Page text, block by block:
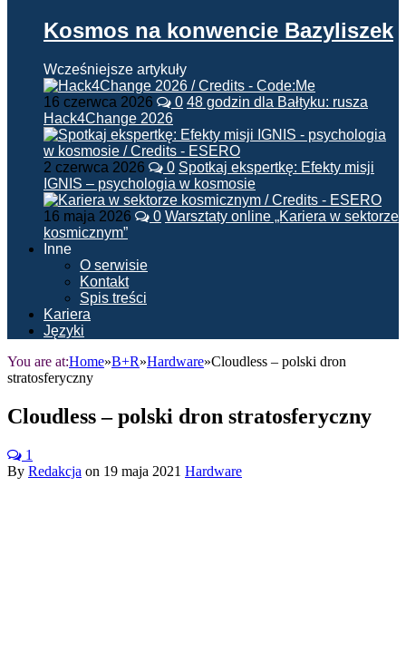
Kosmos na konwencie Bazyliszek
Wcześniejsze artykuły
16 czerwca 2026 0 48 godzin dla Bałtyku: rusza
Hack4Change 2026
2 czerwca 2026 0 Spotkaj ekspertkę: Efekty misji
IGNIS – psychologia w kosmosie
16 maja 2026 0 Warsztaty online „Kariera w sektorze
kosmicznym”
Inne
O serwisie
Kontakt
Spis treści
Kariera
Języki
You are at:Home»B+R»Hardware»Cloudless – polski dron
stratosferyczny
Cloudless – polski dron stratosferyczny
1
By Redakcja on 19 maja 2021 Hardware